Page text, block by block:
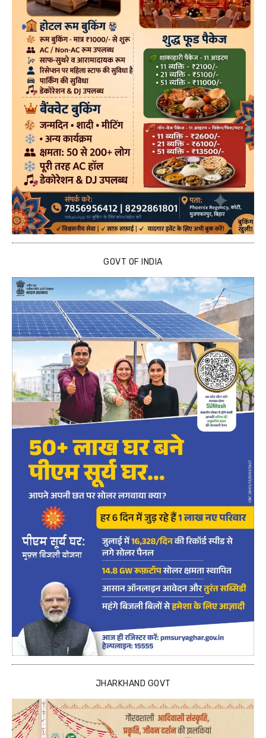
GOVT OF INDIA
JHARKHAND GOVT